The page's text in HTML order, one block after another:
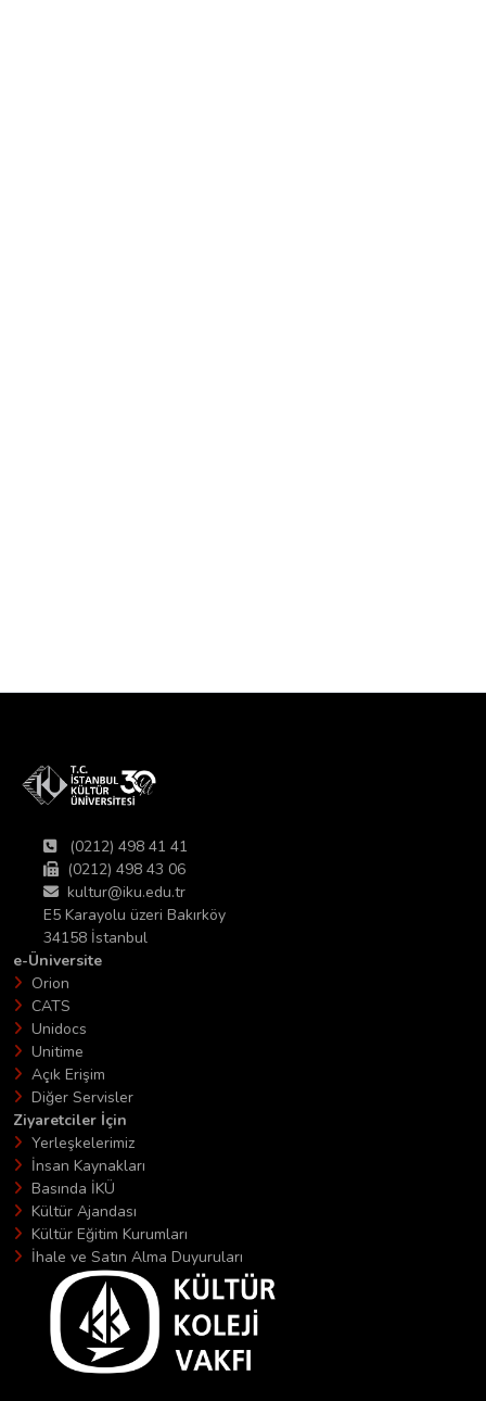
(0212) 498 41 41
(0212) 498 43 06
kultur@iku.edu.tr
E5 Karayolu üzeri Bakırköy
34158 İstanbul
e-Üniversite
Orion
CATS
Unidocs
Unitime
Açık Erişim
Diğer Servisler
Ziyaretciler İçin
Yerleşkelerimiz
İnsan Kaynakları
Basında İKÜ
Kültür Ajandası
Kültür Eğitim Kurumları
İhale ve Satın Alma Duyuruları